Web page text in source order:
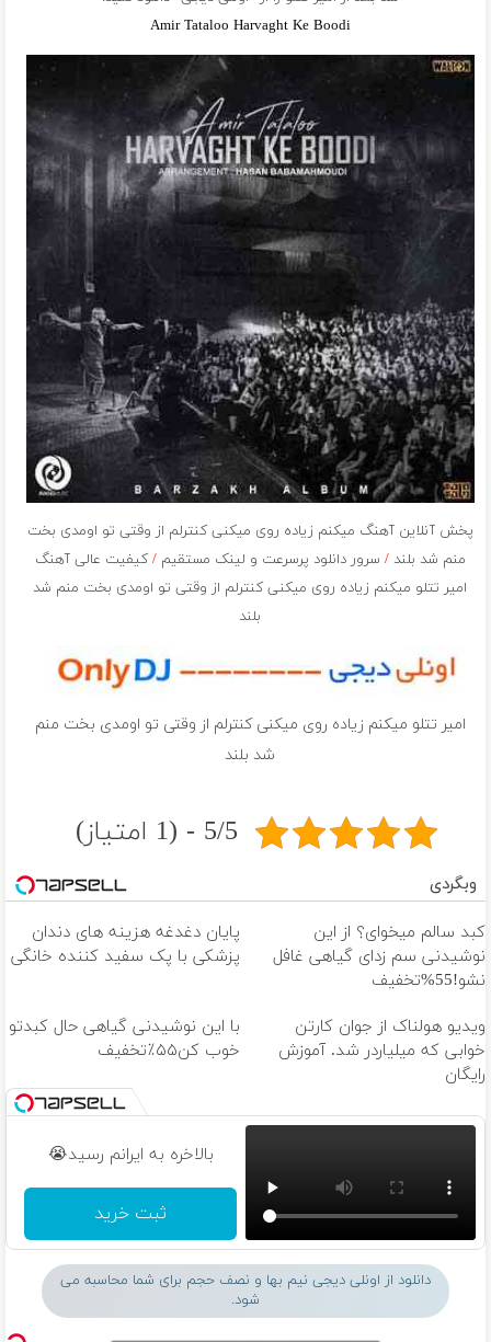
Amir Tataloo Harvaght Ke Boodi
پخش آنلاین آهنگ میکنم زیاده روی میکنی کنترلم از وقتی تو اومدی بخت
منم شد بلند/ سرور دانلود پرسرعت و لینک مستقیم/ کیفیت عالی آهنگ
امیر تتلو میکنم زیاده روی میکنی کنترلم از وقتی تو اومدی بخت منم شد
بلند
امیر تتلو میکنم زیاده روی میکنی کنترلم از وقتی تو اومدی بخت منم
شد بلند
5/5 - (1 امتیاز)
وبگردی
کبد سالم میخوای؟ از این
نوشیدنی سم زدای گیاهی غافل
نشو!55%تخفیف
پایان دغدغه هزینه های دندان
پزشکی با پک سفید کننده خانگی
ویدیو هولناک از جوان کارتن
خوابی که میلیاردر شد. آموزش
رایگان
با این نوشیدنی گیاهی حال کبدتو
خوب کن۵۵٪تخفیف
بالاخره به ایرانم رسید😭
ثبت خرید
دانلود از اونلی دیجی نیم بها و نصف حجم برای شما محاسبه می
شود.